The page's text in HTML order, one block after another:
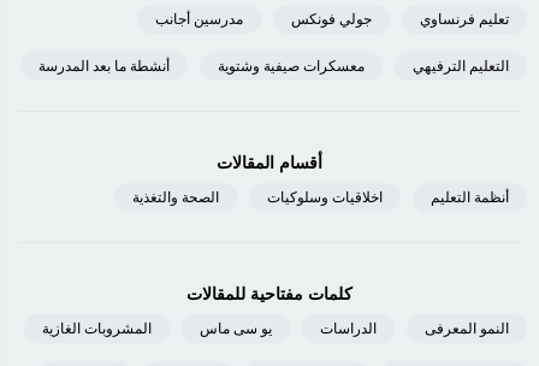
تعليم فرنساوي جولي فونكس مدرسين أجانب
التعليم الترفيهي معسكرات صيفية وشتوية أنشطة ما بعد المدرسة
أقسام المقالات
أنظمة التعليم اخلاقيات وسلوكيات الصحة والتغذية
كلمات مفتاحية للمقالات
النمو المعرفى الدراسات يو سى ماس المشروبات الغازية